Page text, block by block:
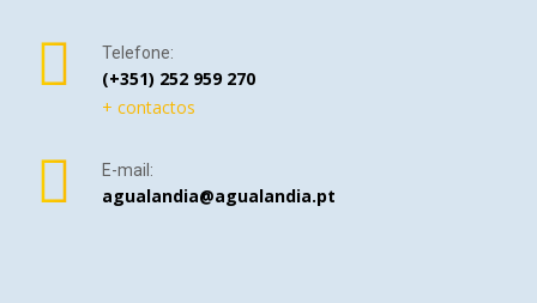
Telefone:
(+351) 252 959 270
+ contactos
E-mail:
agualandia@agualandia.pt